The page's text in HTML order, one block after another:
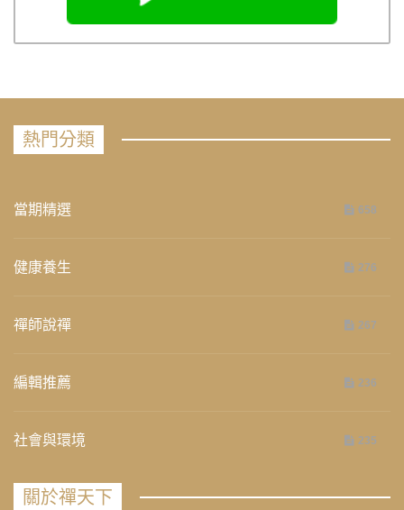
熱門分類
當期精選 658
健康養生 276
禪師說禪 267
編輯推薦 236
社會與環境 235
關於禪天下